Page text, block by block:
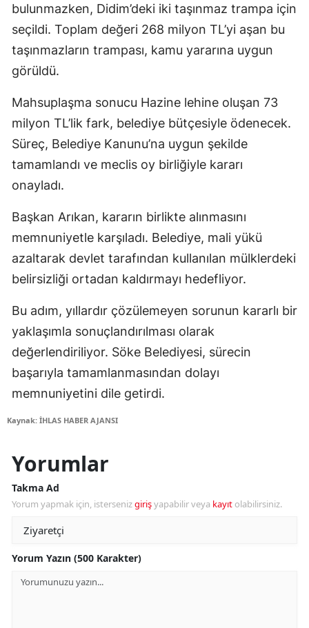
bulunmazken, Didim’deki iki taşınmaz trampa için
seçildi. Toplam değeri 268 milyon TL’yi aşan bu
taşınmazların trampası, kamu yararına uygun
görüldü.
Mahsuplaşma sonucu Hazine lehine oluşan 73
milyon TL’lik fark, belediye bütçesiyle ödenecek.
Süreç, Belediye Kanunu’na uygun şekilde
tamamlandı ve meclis oy birliğiyle kararı
onayladı.
Başkan Arıkan, kararın birlikte alınmasını
memnuniyetle karşıladı. Belediye, mali yükü
azaltarak devlet tarafından kullanılan mülklerdeki
belirsizliği ortadan kaldırmayı hedefliyor.
Bu adım, yıllardır çözülemeyen sorunun kararlı bir
yaklaşımla sonuçlandırılması olarak
değerlendiriliyor. Söke Belediyesi, sürecin
başarıyla tamamlanmasından dolayı
memnuniyetini dile getirdi.
Kaynak: İHLAS HABER AJANSI
Yorumlar
Takma Ad
Yorum yapmak için, istersenizgirişyapabilir veya kayıt olabilirsiniz.
Yorum Yazın (500 Karakter)